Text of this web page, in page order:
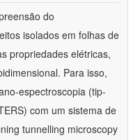
do
isolados em folhas de
propriedades elétricas,
Para isso,
espectroscopia (tip-
com um sistema de
tunnelling microscopy